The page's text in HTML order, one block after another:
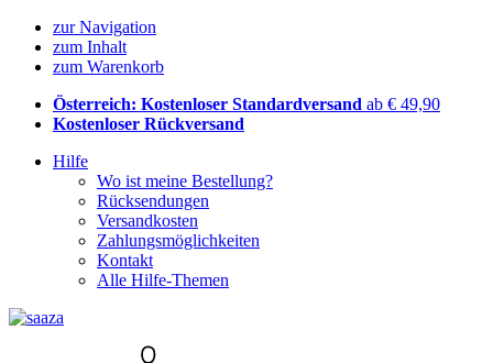
zur Navigation
zum Inhalt
zum Warenkorb
Österreich: Kostenloser Standardversand ab € 49,90
Kostenloser Rückversand
Hilfe
Wo ist meine Bestellung?
Rücksendungen
Versandkosten
Zahlungsmöglichkeiten
Kontakt
Alle Hilfe-Themen